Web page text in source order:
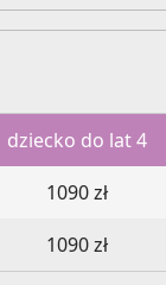
dziecko do lat 4
1090 zł
1090 zł